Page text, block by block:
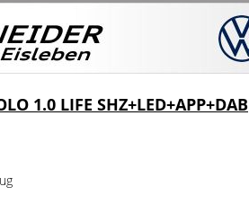
1.0 LIFE SHZ+LED+APP+DAB